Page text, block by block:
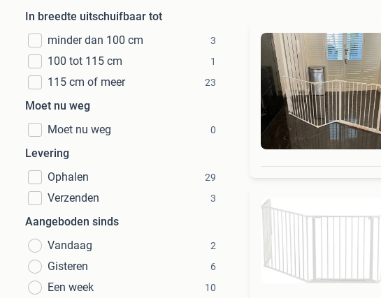
In breedte uitschuifbaar tot
minder dan 100 cm
3
100 tot 115 cm 1
115 cm of meer 23
Moet nu weg
Moet nu weg
0
Levering
Ophalen
29
Verzenden 3
Aangeboden sinds
Vandaag
2
Gisteren 6
Een week 10